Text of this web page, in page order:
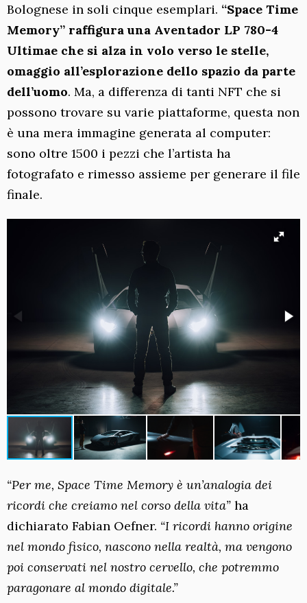
Bolognese in soli cinque esemplari. “Space Time
Memory” raffigura una Aventador LP 780-4
Ultimae che si alza in volo verso le stelle,
omaggio all’esplorazione dello spazio da parte
dell’uomo. Ma, a differenza di tanti NFT che si
possono trovare su varie piattaforme, questa non
è una mera immagine generata al computer:
sono oltre 1500 i pezzi che l’artista ha
fotografato e rimesso assieme per generare il file
finale.
“Per me, Space Time Memory è un’analogia dei
ricordi che creiamo nel corso della vita” ha
dichiarato Fabian Oefner. “I ricordi hanno origine
nel mondo fisico, nascono nella realtà, ma vengono
poi conservati nel nostro cervello, che potremmo
paragonare al mondo digitale.”